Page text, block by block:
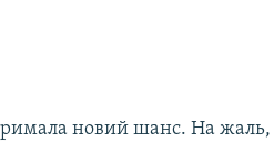
новий шанс. На жаль,